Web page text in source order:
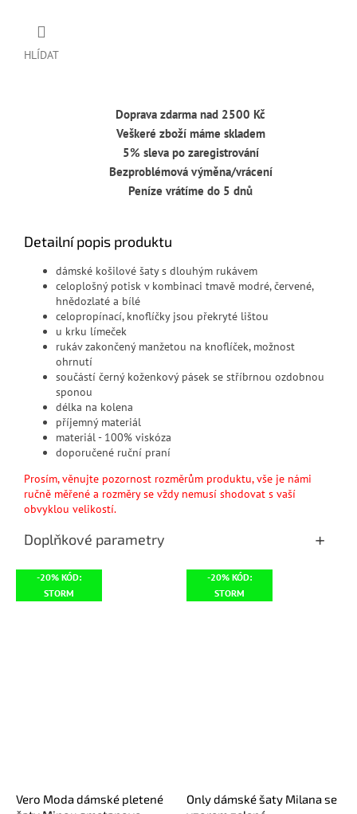
HLÍDAT
Doprava zdarma nad 2500 Kč
Veškeré zboží máme skladem
5% sleva po zaregistrování
Bezproblémová výměna/vrácení
Peníze vrátíme do 5 dnů
Detailní popis produktu
dámské košilové šaty s dlouhým rukávem
celoplošný potisk v kombinaci tmavě modré, červené,
hnědozlaté a bílé
celopropínací, knoflíčky jsou překryté lištou
u krku límeček
rukáv zakončený manžetou na knoflíček, možnost
ohrnutí
součástí černý koženkový pásek se stříbrnou ozdobnou
sponou
délka na kolena
příjemný materiál
materiál - 100% viskóza
doporučené ruční praní
Prosím, věnujte pozornost rozměrům produktu, vše je námi
ručně měřené a rozměry se vždy nemusí shodovat s vaší
obvyklou velikostí.
Doplňkové parametry
-20% KÓD:
STORM
Vero Moda dámské pletené
-20% KÓD:
STORM
Only dámské šaty Milana se